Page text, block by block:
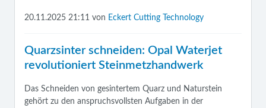
20.11.2025 21:11 von Eckert Cutting Technology
Quarzsinter schneiden: Opal Waterjet
revolutioniert Steinmetzhandwerk
Das Schneiden von gesintertem Quarz und Naturstein
gehört zu den anspruchsvollsten Aufgaben in der